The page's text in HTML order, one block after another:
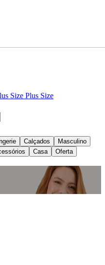
Size Plus Size
Calçados
Masculino
Casa Oferta